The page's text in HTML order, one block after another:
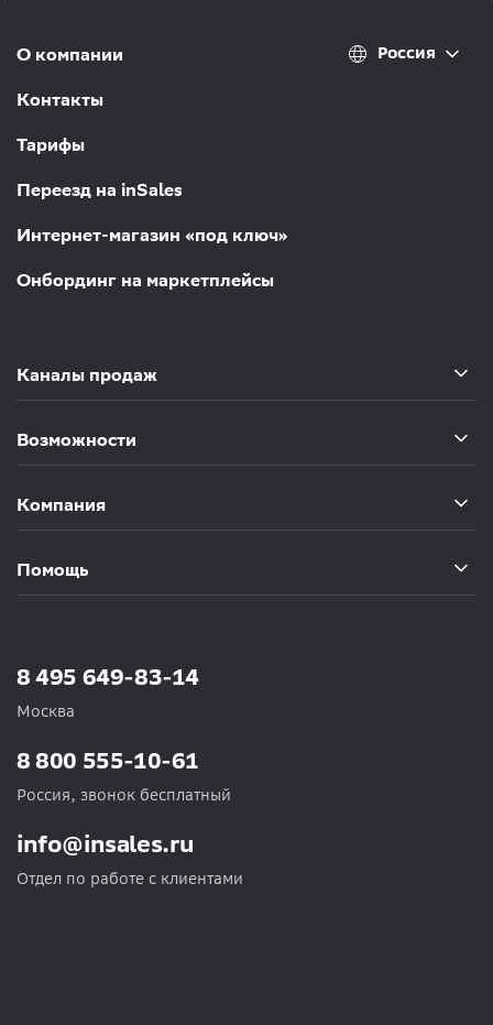
О компании
Контакты
Тарифы
Переезд на inSales
Интернет-магазин «под ключ»
Онбординг на маркетплейсы
Россия
Каналы продаж
Возможности
Компания
Помощь
8 495 649-83-14
Москва
info@insales.ru
Отдел по работе с клиентами
8 800 555-10-61
Россия, звонок бесплатный